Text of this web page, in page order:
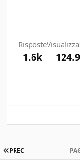
Risposte
1.6k
PRIMA PAGINA
PREC